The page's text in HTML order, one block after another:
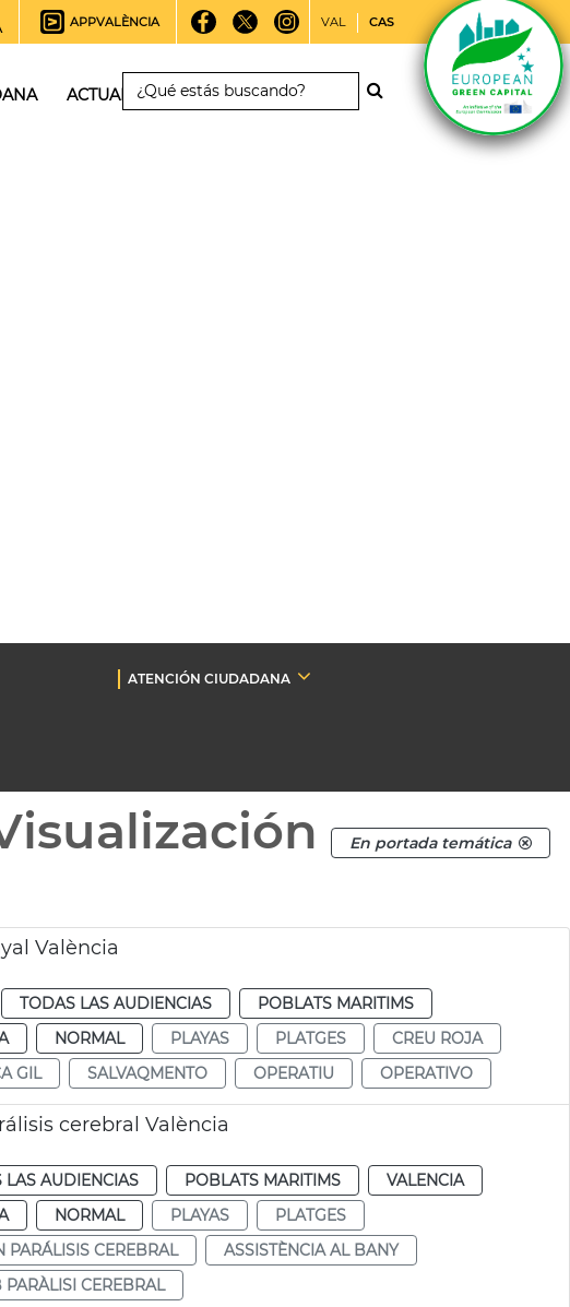
APPVALÈNCIA VAL CAS
ACTUALIDAD
ATENCIÓN CIUDADANA
En portada temática
València
TODAS LAS AUDIENCIAS
POBLATS MARITIMS
NORMAL PLAYAS PLATGES
CREU ROJA
GIL SALVAQMENTO OPERATIU OPERATIVO
cerebral València
LAS AUDIENCIAS POBLATS MARITIMS
VALENCIA
NORMAL PLAYAS
PLATGES
PARÁLISIS CEREBRAL
ASSISTÈNCIA AL BANY
CEREBRAL